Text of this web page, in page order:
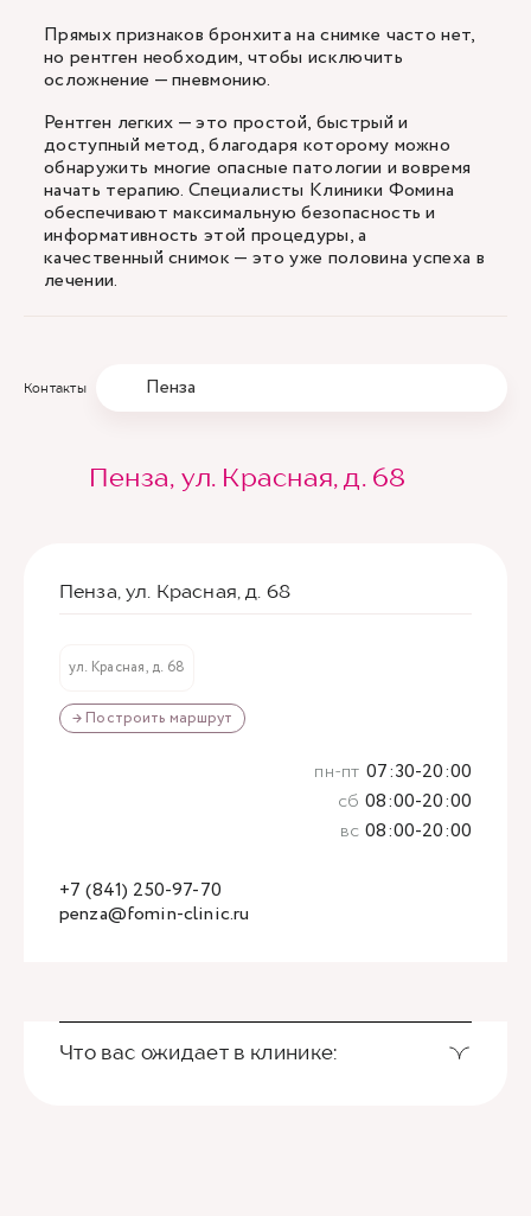
Прямых признаков бронхита на снимке часто нет,
но рентген необходим, чтобы исключить
осложнение — пневмонию.
Рентген легких — это простой, быстрый и
доступный метод, благодаря которому можно
обнаружить многие опасные патологии и вовремя
начать терапию. Специалисты Клиники Фомина
обеспечивают максимальную безопасность и
информативность этой процедуры, а
качественный снимок — это уже половина успеха в
лечении.
Контакты Пенза
Пенза, ул. Красная, д. 68
Пенза, ул. Красная, д. 68
ул. Красная, д. 68
→ Построить маршрут
penza@fomin-clinic.ru
+7 (841) 250-97-70
пн-пт 07:30-20:00
сб 08:00-20:00
вс 08:00-20:00
Что вас ожидает в клинике: